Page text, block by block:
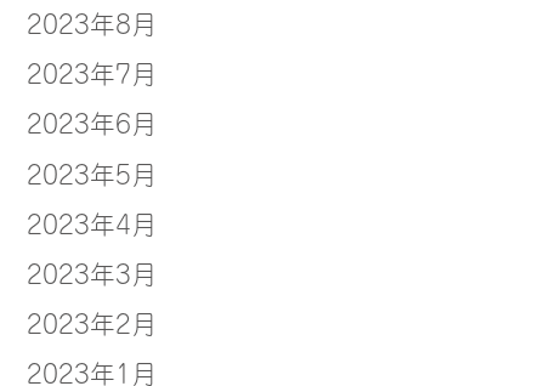
2023年8月
2023年7月
2023年6月
2023年5月
2023年4月
2023年3月
2023年2月
2023年1月